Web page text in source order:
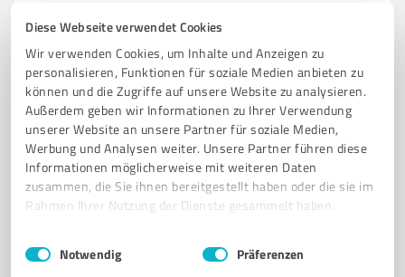
Diese Webseite verwendet Cookies
Wir verwenden Cookies, um Inhalte und Anzeigen zu
personalisieren, Funktionen für soziale Medien anbieten zu
können und die Zugriffe auf unsere Website zu analysieren.
Außerdem geben wir Informationen zu Ihrer Verwendung
unserer Website an unsere Partner für soziale Medien,
Werbung und Analysen weiter. Unsere Partner führen diese
Informationen möglicherweise mit weiteren Daten
zusammen, die Sie ihnen bereitgestellt haben oder die sie im
Rahmen Ihrer Nutzung der Dienste gesammelt haben.
Impressum Datenschutzbestimmungen
Einwilligungsauswahl
Notwendig Präferenzen
4 Coaching
ICH-WILL-SIXPACK Personaltraining für
jeden
Individuelles Personaltraining in Prenzlau für jeden
Fitnesslevel!
PERSONALTRAINING PRENZLAU FITNESS ERNÄHRUNGSBERATUNG
INDIVIDUELLES TRAINING ONLINE-COACHING GESUNDHEITSZIELE